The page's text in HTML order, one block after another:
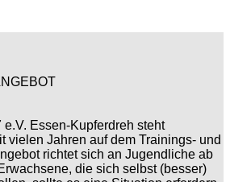
Essen-Kupferdreh steht
vielen Jahren auf dem Trainings- und
richtet sich an Jugendliche ab
die sich selbst (besser)